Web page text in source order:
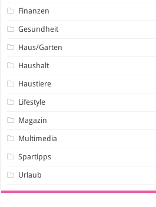
Finanzen
Gesundheit
Haus/Garten
Haushalt
Haustiere
Lifestyle
Magazin
Multimedia
Spartipps
Urlaub